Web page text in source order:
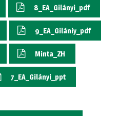
8_EA_Gilányi_pdf
9_EA_Gilániy_pdf
Minta_ZH
7_EA_Gilányi_ppt